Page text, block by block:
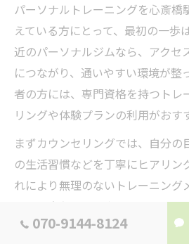
パーソナルトレーニングを心斎橋
えている方にとって、最初の一歩
近のパーソナルジムなら、アクセ
につながり、通いやすい環境が整
者の方には、専門資格を持つトレ
リングや体験プランの利用がおす
まずカウンセリングでは、自分の
の生活習慣などを丁寧にヒアリン
れにより無理のないトレーニング
ため、安心してスタートできま
たジムでは、屋外でのウォーキン
070-9144-8124